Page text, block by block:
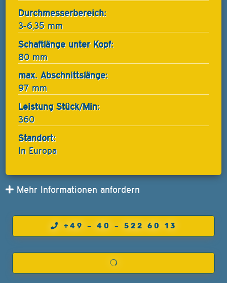
Durchmesserbereich:
3-6,35 mm
Schaftlänge unter Kopf:
80 mm
max. Abschnittslänge:
97 mm
Leistung Stück/Min:
360
Standort:
In Europa
Mehr Informationen anfordern
+49 – 40 – 522 60 13